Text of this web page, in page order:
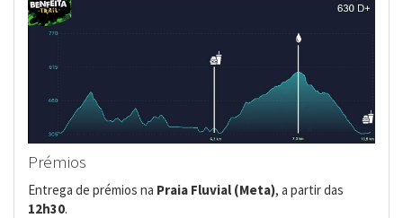
Prémios
Entrega de prémios na Praia Fluvial (Meta), a partir das
12h30.